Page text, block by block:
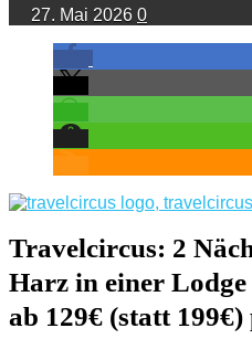
27. Mai 2026 0
Travelcircus: 2
Harz in einer
ab 129€ (statt 199€)